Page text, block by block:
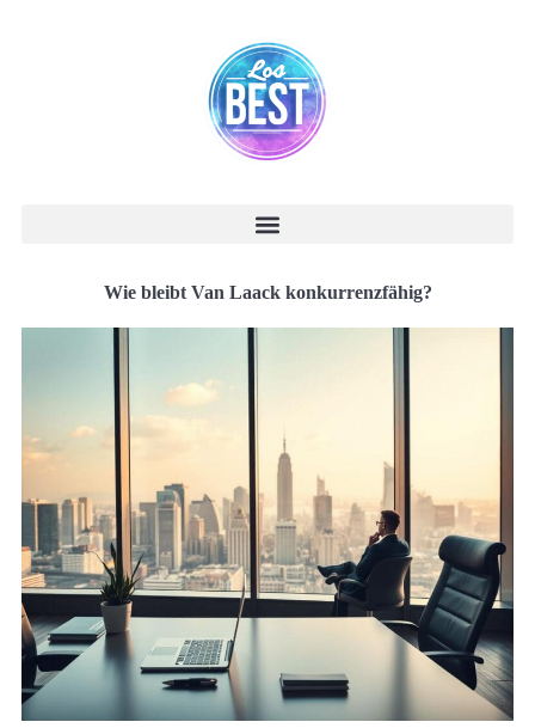
Wie bleibt Van Laack konkurrenzfähig?